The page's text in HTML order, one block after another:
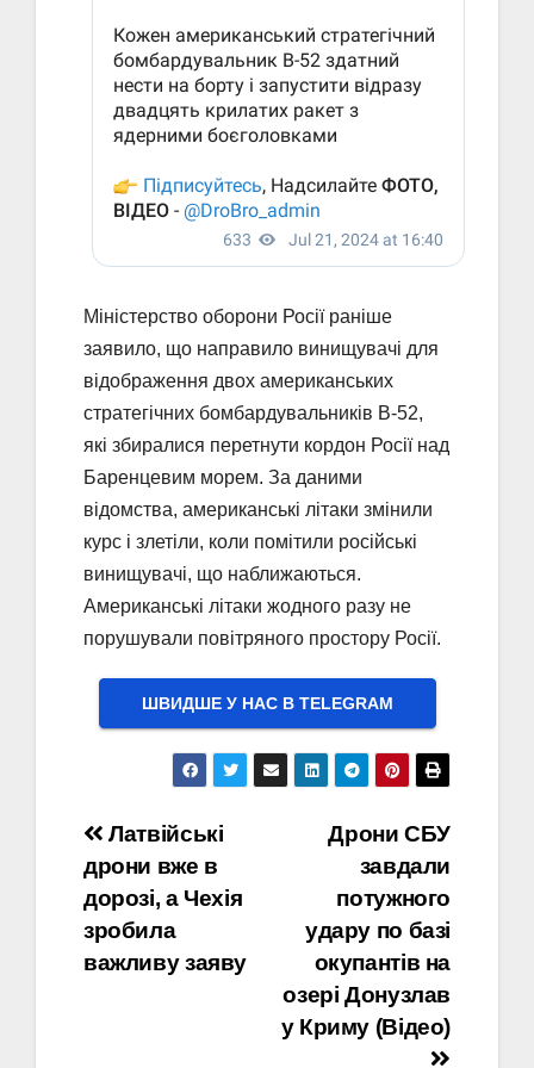
Міністерство оборони Росії раніше
заявило, що направило винищувачі для
відображення двох американських
стратегічних бомбардувальників B-52,
які збиралися перетнути кордон Росії над
Баренцевим морем. За даними
відомства, американські літаки змінили
курс і злетіли, коли помітили російські
винищувачі, що наближаються.
Американські літаки жодного разу не
порушували повітряного простору Росії.
ШВИДШЕ У НАС В ТELEGRAM
Навігація
записів
Дрони СБУ
завдали
потужного
удару по базі
окупантів на
озері Донузлав
у Криму (Відео)
Латвійські
дрони вже в
дорозі, а Чехія
зробила
важливу заяву